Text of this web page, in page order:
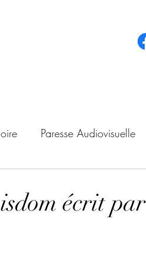
Paresse Audiovisuelle
écrit par